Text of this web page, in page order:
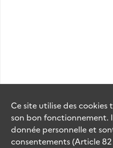
Ce site utilise descookies
son bon fonctionnement.
donnée personnelle et
consentements (Article